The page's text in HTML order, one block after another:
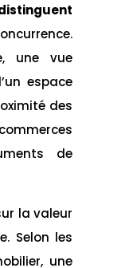
une vue
espace
des
de
la valeur
Selon les
une